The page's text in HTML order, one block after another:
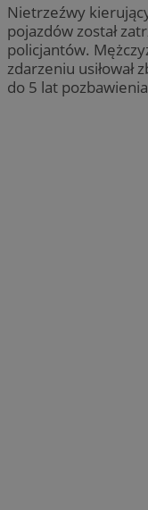
Nietrzeźwy
pojazdów został
policjantów.
zdarzeniu usiłował
do 5 lat